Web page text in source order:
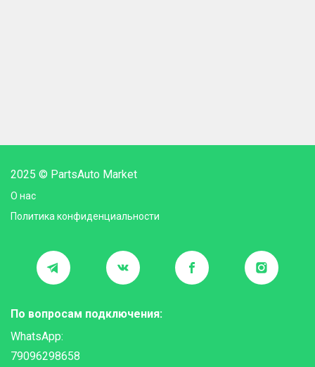
2025 © PartsAuto Market
О нас
Политика конфиденциальности
По вопросам подключения:
WhatsApp:
79096298658